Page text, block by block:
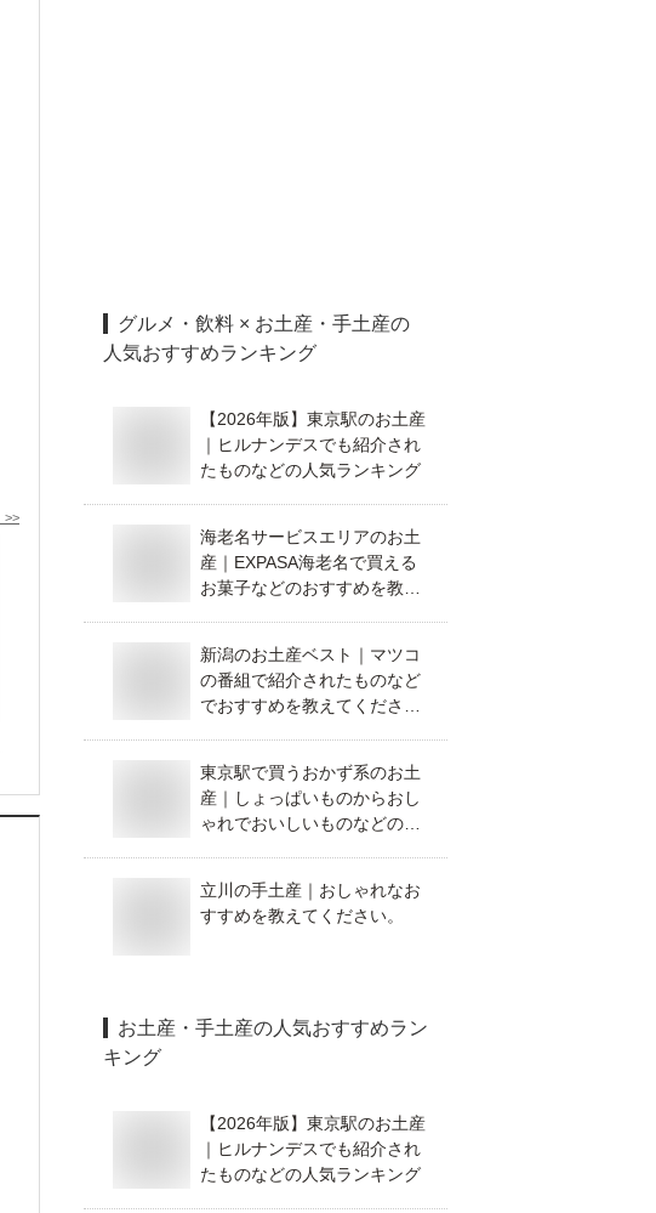
>>
グルメ・飲料 × お土産・手土産の
人気おすすめランキング
【2026年版】東京駅のお土産
｜ヒルナンデスでも紹介され
たものなどの人気ランキング
海老名サービスエリアのお土
産｜EXPASA海老名で買える
お菓子などのおすすめを教え
新潟のお土産ベスト｜マツコ
の番組で紹介されたものなど
でおすすめを教えてくださ
東京駅で買うおかず系のお土
産｜しょっぱいものからおし
ゃれでおいしいものなどのお
立川の手土産｜おしゃれなお
すすめを教えてください。
お土産・手土産の人気おすすめラン
キング
【2026年版】東京駅のお土産
｜ヒルナンデスでも紹介され
たものなどの人気ランキング